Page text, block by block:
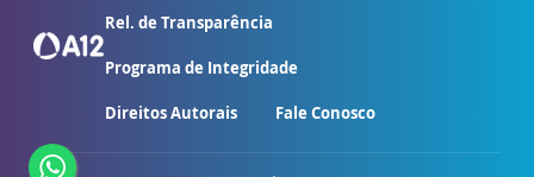
Rel. de Transparência
Programa de Integridade
Direitos Autorais Fale Conosco